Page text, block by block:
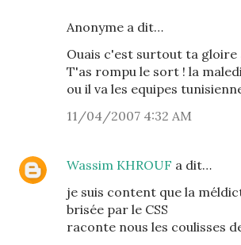
Anonyme a dit…
Ouais c'est surtout ta gloire
T'as rompu le sort ! la
ou il va les equipes
11/04/2007 4:32 AM
Wassim KHROUF a dit…
je suis content que la
brisée par le CSS
raconte nous les coulisses